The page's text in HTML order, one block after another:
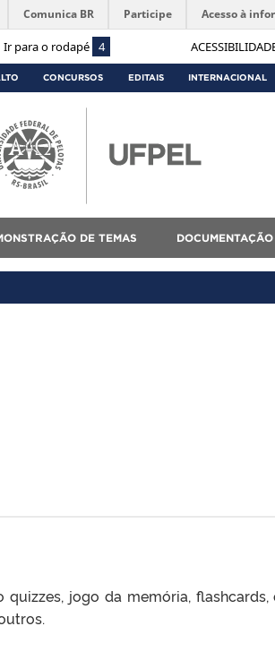
Ir para o rodapé 4
Comunica BR Participe Acesso à
CONCURSOS EDITAIS INTERNACIONAL
DE TEMAS
jogo da memória,